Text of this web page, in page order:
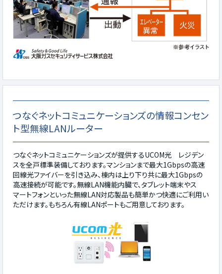
つなぐネットコミュニケーションズの情報コンセン
ト型無線LANルーター
つなぐネットコミュニケーションズが提供するUCOM光 レジデン
スを全戸標準装備しております。マンションまで最大1Gbpsの高速
回線光ファイバーを引き込み、棟内は上り下り共に最大1Gbpsの
高速接続が可能です。無線LAN機能内臓で、タブレット端末やス
マートフォンといった無線LAN対応製品も簡単かつ快適にご利用い
ただけます。もちろん有線LANポートもご用意しております。